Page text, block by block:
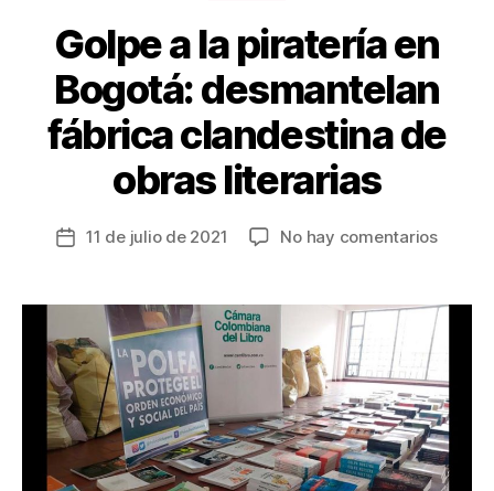
k
Golpe a la piratería en
Bogotá: desmantelan
fábrica clandestina de
obras literarias
Fecha
entrada
11 de julio de 2021 No hay comentariosen
la
fábrica
de